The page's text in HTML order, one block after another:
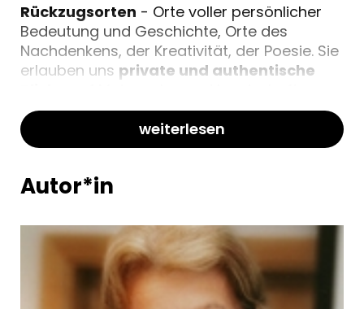
Rückzugsorten - Orte voller persönlicher
Bedeutung und Geschichte, Orte des
Nachdenkens, der Kreativität, der Poesie. Sie
erlauben uns private und authentische
auf verborgene Stadtteile und Dörfer.
In achtzehnfeinfühlig gezeichneten
setzt Brita Steinwendtner
Landschafts- und Lebensgeschichtender
Dichterinnen und Dichter auf erhellende
weiterlesen
Autor*in